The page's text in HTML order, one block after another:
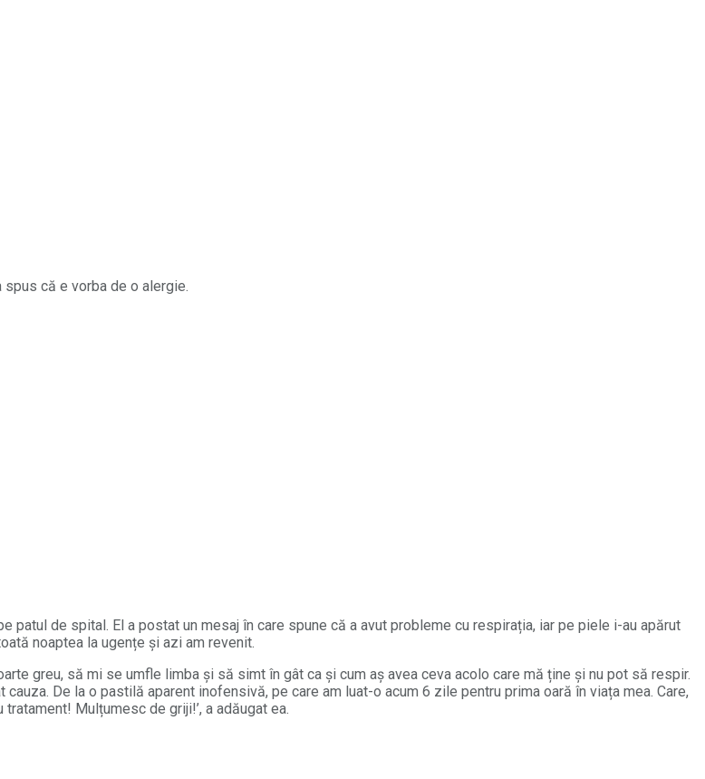
că e vorba de o alergie.
patul de spital. El a postat un mesaj în care spune că a avut probleme cu respirația, iar pe piele i-au apărut
noaptea la ugențe și azi am revenit.
greu, să mi se umfle limba și să simt în gât ca și cum aș avea ceva acolo care mă ține și nu pot să respir.
De la o pastilă aparent inofensivă, pe care am luat-o acum 6 zile pentru prima oară în viața mea. Care,
Mulțumesc de griji!’, a adăugat ea.